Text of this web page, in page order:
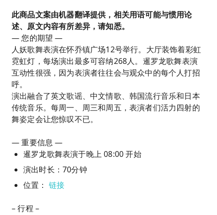
此商品文案由机器翻译提供，相关用语可能与惯用论
述、原文内容有所差异，请知悉。
— 您的期望 —
人妖歌舞表演在怀乔镇广场12号举行。大厅装饰着彩虹
霓虹灯，每场演出最多可容纳268人。暹罗龙歌舞表演
互动性很强，因为表演者往往会与观众中的每个人打招
呼。
演出融合了英文歌谣、中文情歌、韩国流行音乐和日本
传统音乐。每周一、周三和周五，表演者们活力四射的
舞姿定会让您惊叹不已。
— 重要信息 —
暹罗龙歌舞表演于晚上 08:00 开始
演出时长：70分钟
位置： 链接
– 行程 –